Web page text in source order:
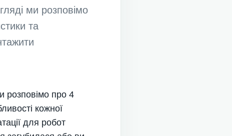
ми розповімо
та
розповімо про 4
кожної
для робот